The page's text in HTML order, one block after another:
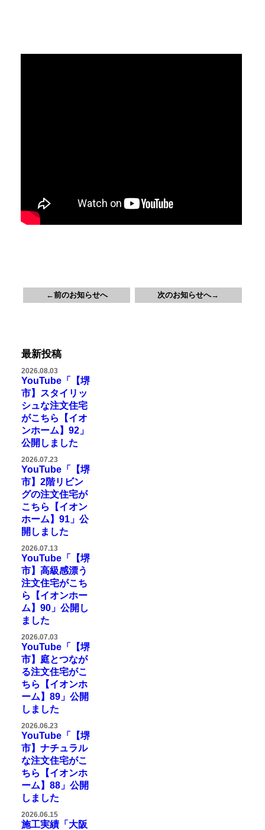
←前のお知らせへ 次のお知らせへ→
最新投稿
2026.08.03
YouTube「【堺
市】スタイリッ
シュな注文住宅
がこちら【イオ
ンホーム】92」
公開しました
2026.07.23
YouTube「【堺
市】2階リビン
グの注文住宅が
こちら【イオン
ホーム】91」公
開しました
2026.07.13
YouTube「【堺
市】高級感漂う
注文住宅がこち
ら【イオンホー
ム】90」公開し
ました
2026.07.03
YouTube「【堺
市】庭とつなが
る注文住宅がこ
ちら【イオンホ
ーム】89」公開
しました
2026.06.23
YouTube「【堺
市】ナチュラル
な注文住宅がこ
ちら【イオンホ
ーム】88」公開
しました
2026.06.15
施工実績「大阪